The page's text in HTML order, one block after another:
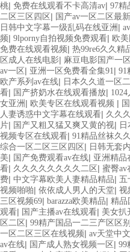
桃| 免费在线观看不卡高清av| 97精
二区三区四区 | 国产av一区二区最
日韩中文字幕一级乱码在线亚洲 |
频| 9lporny自拍视频免费观看| 欧
免费在线观看视频| 热99re6久久精
区成人在线电影| 麻豆电影国产一
av一区 | 亚洲一区免费看全集91| 91
欧产系列av在线| 日本久久道一区
看| 国产挤奶水在线观看播放|
女亚洲 | 欧美专区在线观看视频 |
人妻诱惑中文字幕在线观看| 久久
片| 国产又粗又猛又爽又黄的视|
视频专区在线观看| 91精品丝袜久
综合一区二区三区四区 | 日韩无套
美| 国产免费观看av在线| 亚洲精品
看| 久久久久久久久久二区 | 蜜臀av
费| 中文字幕欧美人妻精品精品| 五
视频啪啪| 依依成人男人的天堂| 视
三区视频69| barazza欧美精品| 精品
观看| 国产主播av在线观看| 美女扒
区二区 | 99精产国品一二三产区区
一区二区三区在线视频| av天堂中
av在线| 国产成人熟女视频一区 | 99